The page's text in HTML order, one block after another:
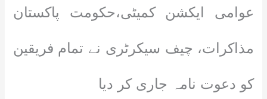
عوامی ایکشن کمیٹی،حکومت پاکستان
مذاکرات، چیف سیکرٹری نے تمام فریقین
کو دعوت نامہ جاری کر دیا